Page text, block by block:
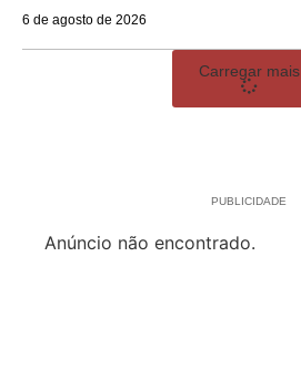
6 de agosto de 2026
Carregar mais
PUBLICIDADE
Anúncio não encontrado.